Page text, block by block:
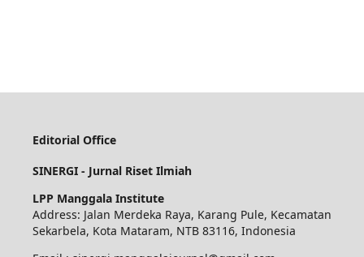
Editorial Office
SINERGI - Jurnal Riset Ilmiah
LPP Manggala Institute
Address: Jalan Merdeka Raya, Karang Pule, Kecamatan
Sekarbela, Kota Mataram, NTB 83116, Indonesia